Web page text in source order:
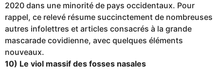
2020 dans une minorité de pays occidentaux. Pour
rappel, ce relevé résume succinctement de nombreuses
autres infolettres et articles consacrés à la grande
mascarade covidienne, avec quelques éléments
nouveaux.
10) Le viol massif des fosses nasales